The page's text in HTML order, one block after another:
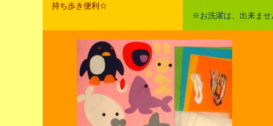
持ち歩き便利☆
※お洗濯は、出来ま